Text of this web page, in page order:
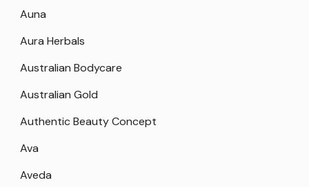
Auna
Aura Herbals
Australian Bodycare
Australian Gold
Authentic Beauty Concept
Ava
Aveda